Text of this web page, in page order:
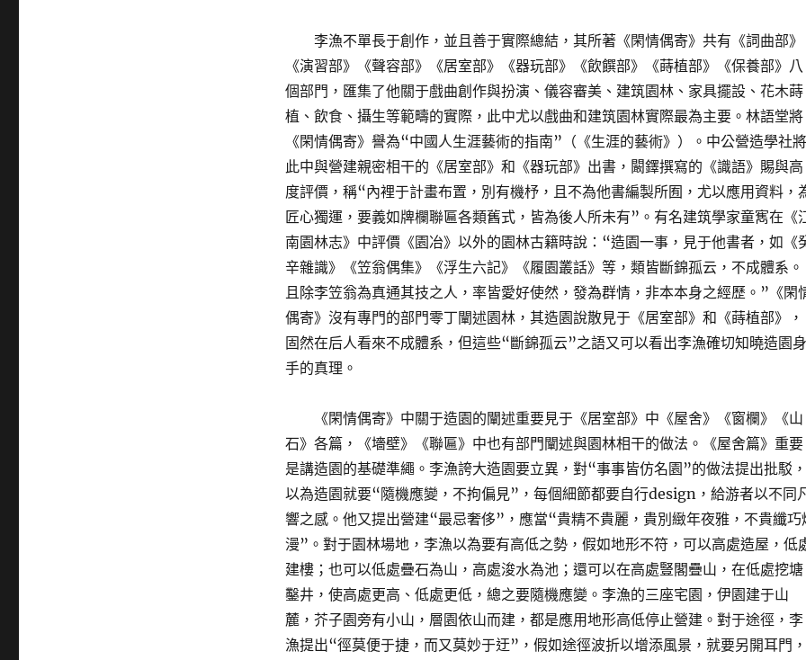
李漁不單長于創作，並且善于實際總結，其所著《閑情偶寄》共有《詞曲部》
《演習部》《聲容部》《居室部》《器玩部》《飲饌部》《蒔植部》《保養部》八
個部門，匯集了他關于戲曲創作與扮演、儀容審美、建筑園林、家具擺設、花木蒔
植、飲食、攝生等範疇的實際，此中尤以戲曲和建筑園林實際最為主要。林語堂將
《閑情偶寄》譽為“中國人生涯藝術的指南”（《生涯的藝術》）。中公營造學社將
此中與營建親密相干的《居室部》和《器玩部》出書，闞鐸撰寫的《識語》賜與高
度評價，稱“內裡于計畫布置，別有機杼，且不為他書編製所囿，尤以應用資料，
匠心獨運，要義如牌欄聯匾各類舊式，皆為後人所未有”。有名建筑學家童寯在《
南園林志》中評價《園冶》以外的園林古籍時說：“造園一事，見于他書者，如《
辛雜識》《笠翁偶集》《浮生六記》《履園叢話》等，類皆斷錦孤云，不成體系。
且除李笠翁為真通其技之人，率皆愛好使然，發為群情，非本本身之經歷。”《閑
偶寄》沒有專門的部門零丁闡述園林，其造園說散見于《居室部》和《蒔植部》，
固然在后人看來不成體系，但這些“斷錦孤云”之語又可以看出李漁確切知曉造園身
手的真理。
《閑情偶寄》中關于造園的闡述重要見于《居室部》中《屋舍》《窗欄》《山
石》各篇，《墻壁》《聯匾》中也有部門闡述與園林相干的做法。《屋舍篇》重要
是講造園的基礎準繩。李漁誇大造園要立異，對“事事皆仿名園”的做法提出批駁，
以為造園就要“隨機應變，不拘偏見”，每個細節都要自行design，給游者以不同
響之感。他又提出營建“最忌奢侈”，應當“貴精不貴麗，貴別緻年夜雅，不貴纖巧
漫”。對于園林場地，李漁以為要有高低之勢，假如地形不符，可以高處造屋，低
建樓；也可以低處疊石為山，高處浚水為池；還可以在高處豎閣疊山，在低處挖塘
鑿井，使高處更高、低處更低，總之要隨機應變。李漁的三座宅園，伊園建于山
麓，芥子園旁有小山，層園依山而建，都是應用地形高低停止營建。對于途徑，李
漁提出“徑莫便于捷，而又莫妙于迂”，假如途徑波折以增添風景，就要另開耳門，